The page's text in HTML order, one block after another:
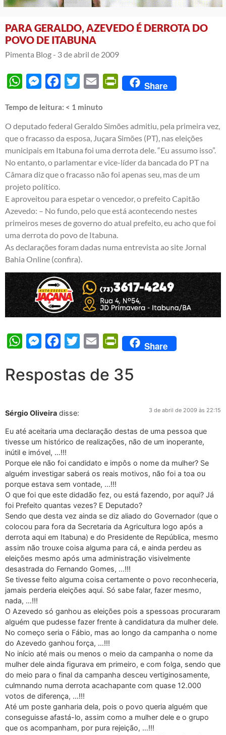
PARA GERALDO, AZEVEDO É DERROTA DO
POVO DE ITABUNA
Pimenta Blog - 3 de abril de 2009
WhatsAppMessengerFacebook
Twitter Email PrintFriendly
Share
Tempo de leitura: < 1 minuto
O deputado federal Geraldo Simões admitiu, pela primeira vez,
que o fracasso da esposa, Juçara Simões (PT), nas eleições
municipais em Itabuna foi uma derrota dele. “Eu assumo isso”.
No entanto, o parlamentar e vice-líder da bancada do PT na
Câmara diz que o fracasso não foi apenas seu, mas de um
projeto político.
E aproveitou para espetar o vencedor, o prefeito Capitão
Azevedo: – No fundo, pelo que está acontecendo nestes
primeiros meses de governo do atual prefeito, eu acho que foi
uma derrota do povo de Itabuna.
As declarações foram dadas numa entrevista ao site Jornal
Bahia Online (confira).
WhatsAppMessengerFacebook
Twitter Email PrintFriendly
Share
Respostas de 35
Sérgio Oliveira disse: 3 de abril de 2009 às 22:15
Eu até aceitaria uma declaração destas de uma pessoa que
tivesse um histórico de realizações, não de um inoperante,
inútil e imóvel, …!!!
Porque ele não foi candidato e impôs o nome da mulher? Se
alguém investigar saberá os reais motivos, não foi a toa ou
porque estava sem vontade, …!!!
O que foi que este didadão fez, ou está fazendo, por aqui? Já
foi Prefeito quantas vezes? E Deputado?
Sendo que desta vez ainda se diz aliado do Governador (que o
colocou para fora da Secretaria da Agricultura logo após a
derrota aqui em Itabuna) e do Presidente de República, mesmo
assim não trouxe coisa alguma para cá, e ainda perdeu as
eleições mesmo após uma administração visivelmente
desastrada do Fernando Gomes, …!!!
Se tivesse feito alguma coisa certamente o povo reconheceria,
jamais perderia eleições aqui. Só sabe falar, fazer mesmo,
nada, …!!!
O Azevedo só ganhou as eleições pois a spessoas procuraram
alguém que pudesse fazer frente à candidatura da mulher dele.
No começo seria o Fábio, mas ao longo da campanha o nome
do Azevedo ganhou força, …!!!
No início até mais ou menos o meio da campanha o nome da
mulher dele ainda figurava em primeiro, e com folga, sendo que
do meio para o final da campanha desceu vertiginosamente,
culmnando numa derrota acachapante com quase 12.000
votos de diferença, …!!!
Até um poste ganharia dela, pois o povo queria alguém que
conseguisse afastá-lo, assim como a mulher dele e o grupo
que os acompanham, por pura rejeição, …!!!